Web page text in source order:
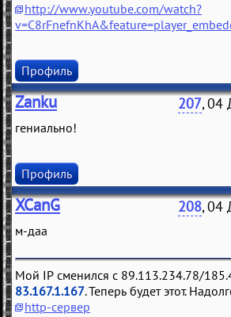
http://www.youtube.com/watch?
Профиль
Zanku 207, 04
гениально!
Профиль
XCanG 208, 04
м-даа
Мой IP сменился с 89.113.234.78/
83.167.1.167. Теперь будет этот.
http-сервер